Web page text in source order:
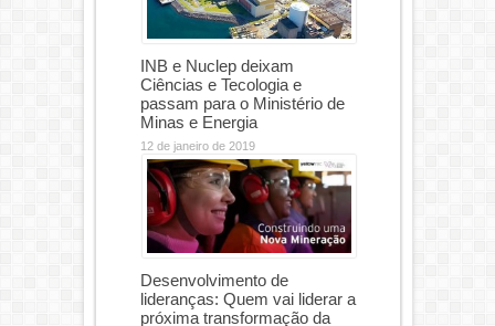
INB e Nuclep deixam
Ciências e Tecologia e
passam para o Ministério de
Minas e Energia
12 de janeiro de 2019
Desenvolvimento de
lideranças: Quem vai liderar a
próxima transformação da